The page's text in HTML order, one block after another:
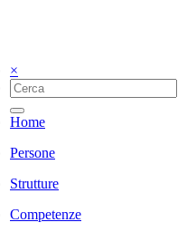
×
Home
Persone
Strutture
Competenze